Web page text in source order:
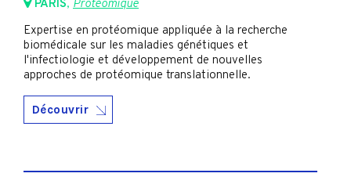
PARIS, Protéomique
Expertise en protéomique appliquée à la recherche
biomédicale sur les maladies génétiques et
l'infectiologie et développement de nouvelles
approches de protéomique translationnelle.
Découvrir